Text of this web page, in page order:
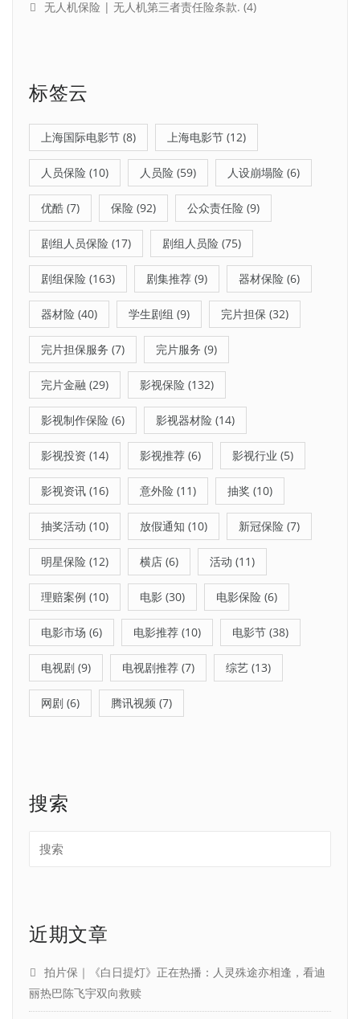
无人机保险 | 无人机第三者责任险条款. (4)
标签云
上海国际电影节 (8) 上海电影节 (12)
人员保险 (10) 人员险 (59) 人设崩塌险 (6)
优酷 (7) 保险 (92) 公众责任险 (9)
剧组人员保险 (17) 剧组人员险 (75)
剧组保险 (163) 剧集推荐 (9) 器材保险 (6)
器材险 (40) 学生剧组 (9) 完片担保 (32)
完片担保服务 (7) 完片服务 (9)
完片金融 (29) 影视保险 (132)
影视制作保险 (6) 影视器材险 (14)
影视投资 (14) 影视推荐 (6) 影视行业 (5)
影视资讯 (16) 意外险 (11) 抽奖 (10)
抽奖活动 (10) 放假通知 (10) 新冠保险 (7)
明星保险 (12) 横店 (6) 活动 (11)
理赔案例 (10) 电影 (30) 电影保险 (6)
电影市场 (6) 电影推荐 (10) 电影节 (38)
电视剧 (9) 电视剧推荐 (7) 综艺 (13)
网剧 (6) 腾讯视频 (7)
搜索
近期文章
拍片保｜《白日提灯》正在热播：人灵殊途亦相逢，看迪
丽热巴陈飞宇双向救赎